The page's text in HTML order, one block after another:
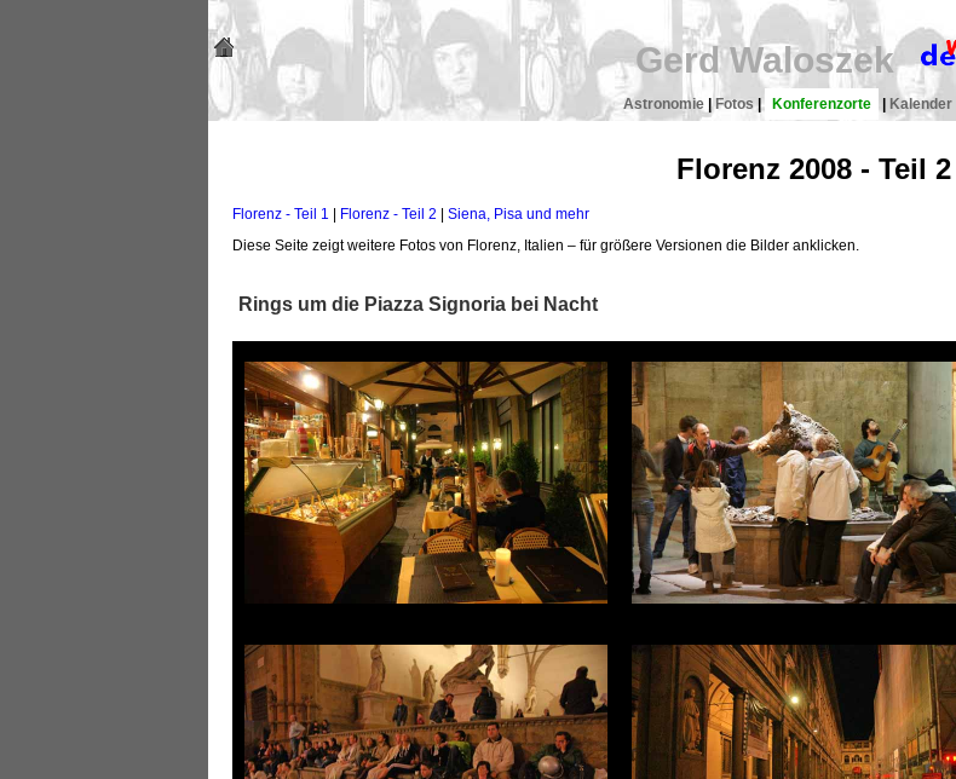
Gerd Waloszek
Astronomie| Fotos| Konferenzorte Kalender|
Florenz 2008 - Teil 2
Florenz - Teil 1 Florenz - Teil 2
Siena, Pisa und mehr
Diese Seite zeigt weitere Fotos von Florenz, Italien – für größere Versionen die Bilder anklicken.
Rings um die Piazza Signoria bei Nacht